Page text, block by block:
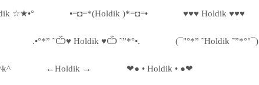
☆★•° •=◘=*(Holdik )*=◘=• ♥♥♥ Holdik ♥♥♥
.•°*” ˜Ѽ♥ Holdik ♥Ѽ ˜”*°•. (¯"°*” ˜Holdik ˜”*°"¯)
←Holdik → ❤● • Holdik • ●❤